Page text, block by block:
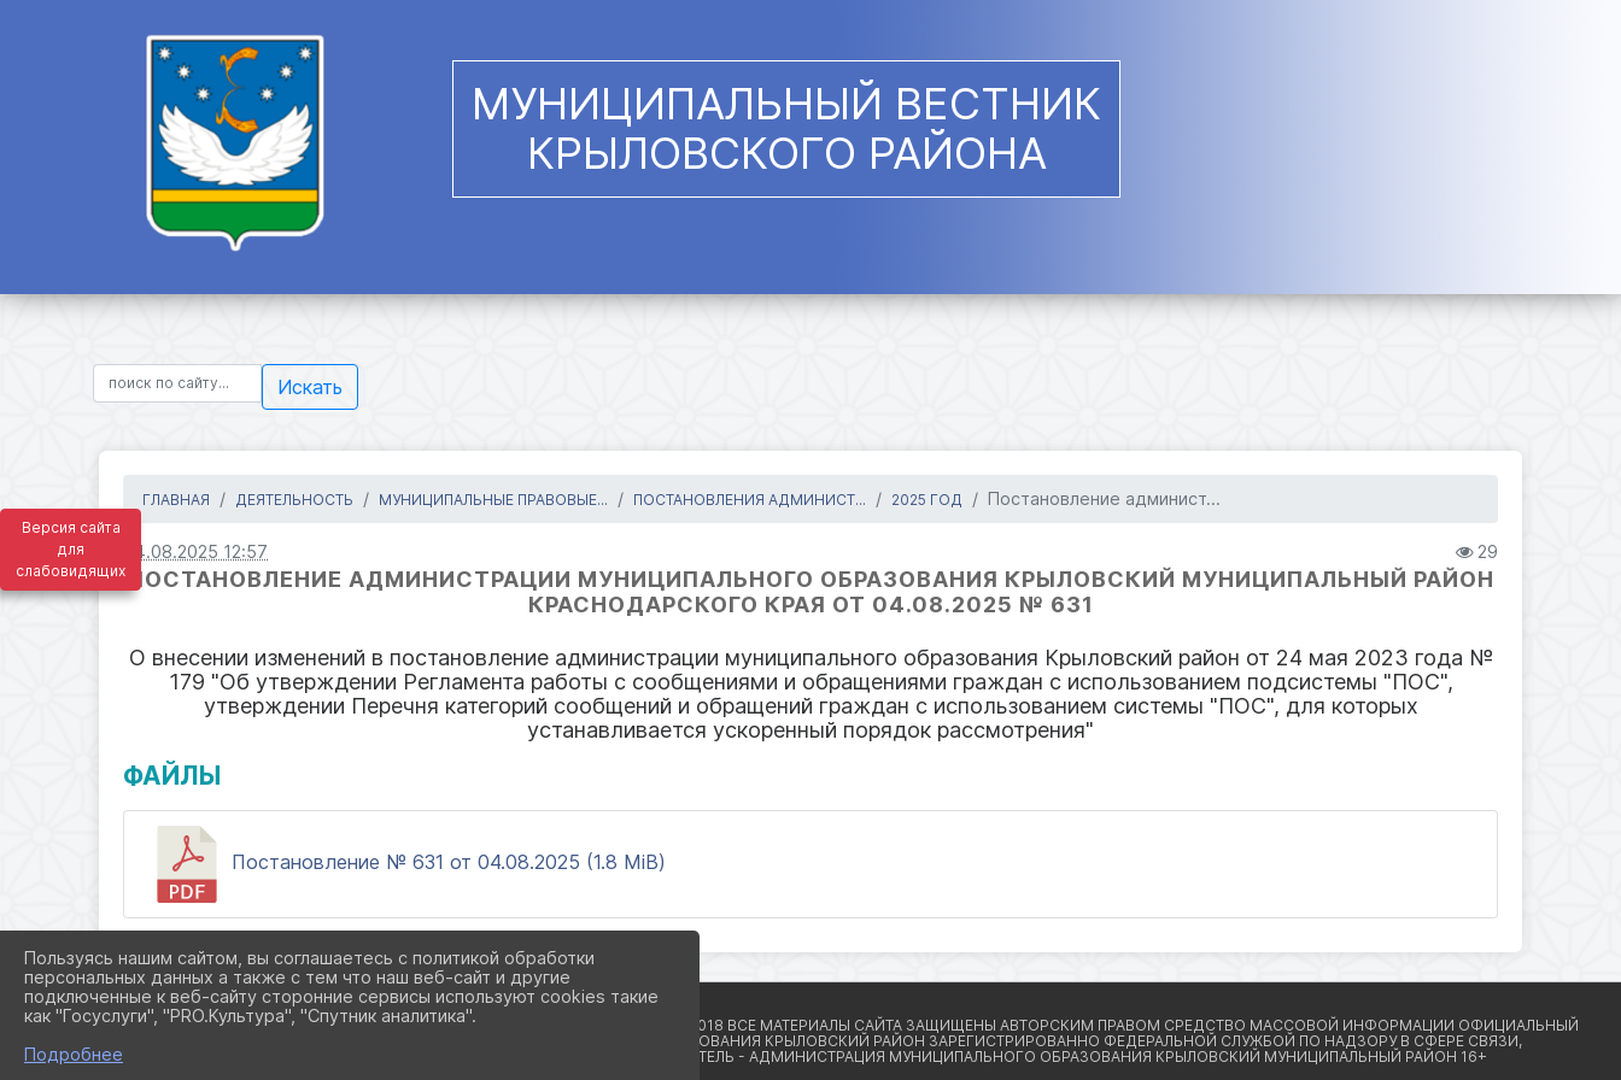
Версия сайта
для
слабовидящих
МУНИЦИПАЛЬНЫЙ ВЕСТНИК
КРЫЛОВСКОГО РАЙОНА
Искать
ГЛАВНАЯ ДЕЯТЕЛЬНОСТЬ МУНИЦИПАЛЬНЫЕ ПРАВОВЫЕ... ПОСТАНОВЛЕНИЯ АДМИНИСТ... 2025 ГОД Постановление админист...
04.08.2025 12:57 29
ПОСТАНОВЛЕНИЕ АДМИНИСТРАЦИИ МУНИЦИПАЛЬНОГО ОБРАЗОВАНИЯ КРЫЛОВСКИЙ МУНИЦИПАЛЬНЫЙ РАЙОН
КРАСНОДАРСКОГО КРАЯ ОТ 04.08.2025 № 631
О внесении изменений в постановление администрации муниципального образования Крыловский район от 24 мая 2023 года №
179 "Об утверждении Регламента работы с сообщениями и обращениями граждан с использованием подсистемы "ПОС",
утверждении Перечня категорий сообщений и обращений граждан с использованием системы "ПОС", для которых
устанавливается ускоренный порядок рассмотрения"
ФАЙЛЫ
Постановление № 631 от 04.08.2025 (1.8 MiB)
Пользуясь нашим сайтом, вы соглашаетесь с политикой обработки
персональных данных а также с тем что наш веб-сайт и другие
подключенные к веб-сайту сторонние сервисы используют cookies такие
как "Госуслуги", "PRO.Культура", "Спутник аналитика".
Подробнее